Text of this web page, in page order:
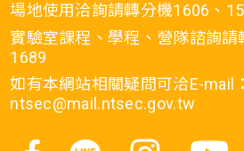
場地使用洽詢請轉分機1606、
實驗室課程、學程、營隊諮詢請
1689
如有本網站相關疑問可洽E-mail：
ntsec@mail.ntsec.gov.tw